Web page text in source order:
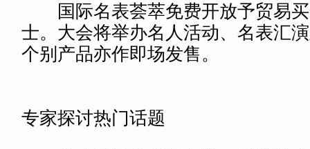
国际名表荟萃免费开放予贸易买
士。大会将举办名人活动、名表汇
个别产品亦作即场发售。